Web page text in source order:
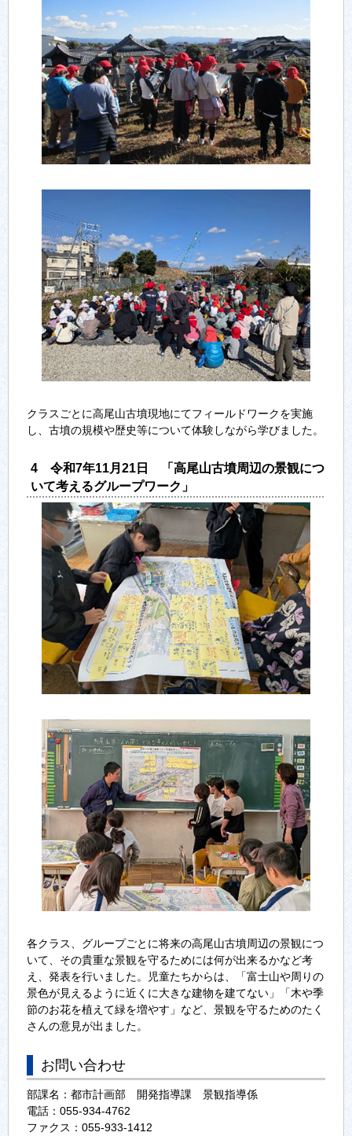
クラスごとに高尾山古墳現地にてフィールドワークを実施
し、古墳の規模や歴史等について体験しながら学びました。
4 令和7年11月21日 「高尾山古墳周辺の景観につ
いて考えるグループワーク」
各クラス、グループごとに将来の高尾山古墳周辺の景観につ
いて、その貴重な景観を守るためには何が出来るかなど考
え、発表を行いました。児童たちからは、「富士山や周りの
景色が見えるように近くに大きな建物を建てない」「木や季
節のお花を植えて緑を増やす」など、景観を守るためのたく
さんの意見が出ました。
お問い合わせ
部課名：都市計画部 開発指導課 景観指導係
電話：055-934-4762
ファクス：055-933-1412